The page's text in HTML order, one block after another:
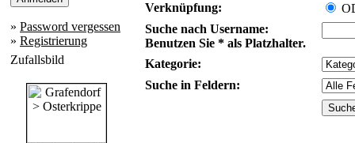
» Password vergessen
» Registrierung
Zufallsbild
Verknüpfung:
Suche nach Username:
Benutzen Sie * als Platzhalter.
Kategorie:
Suche in Feldern: